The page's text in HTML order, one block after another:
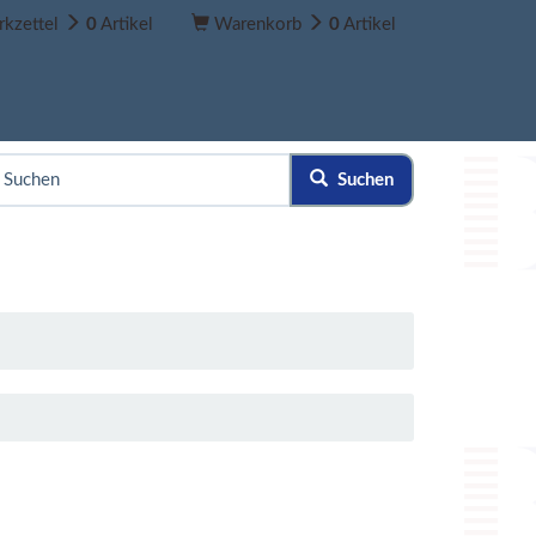
0 Artikel Warenkorb 0 Artikel
Suchen